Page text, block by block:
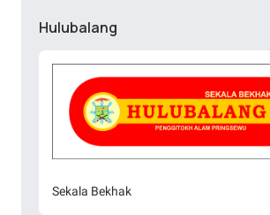
Hulubalang
Sekala Bekhak